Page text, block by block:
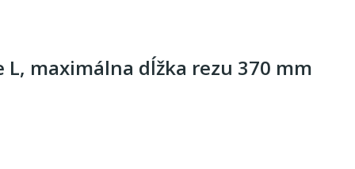
L, maximálna dĺžka rezu 370 mm